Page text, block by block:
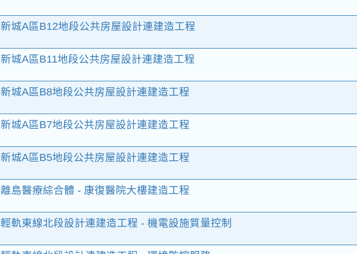
新城A區B12地段公共房屋設計連建造工程
新城A區B11地段公共房屋設計連建造工程
新城A區B8地段公共房屋設計連建造工程
新城A區B7地段公共房屋設計連建造工程
新城A區B5地段公共房屋設計連建造工程
離島醫療綜合體 - 康復醫院大樓建造工程
輕軌東線北段設計連建造工程 - 機電設施質量控制